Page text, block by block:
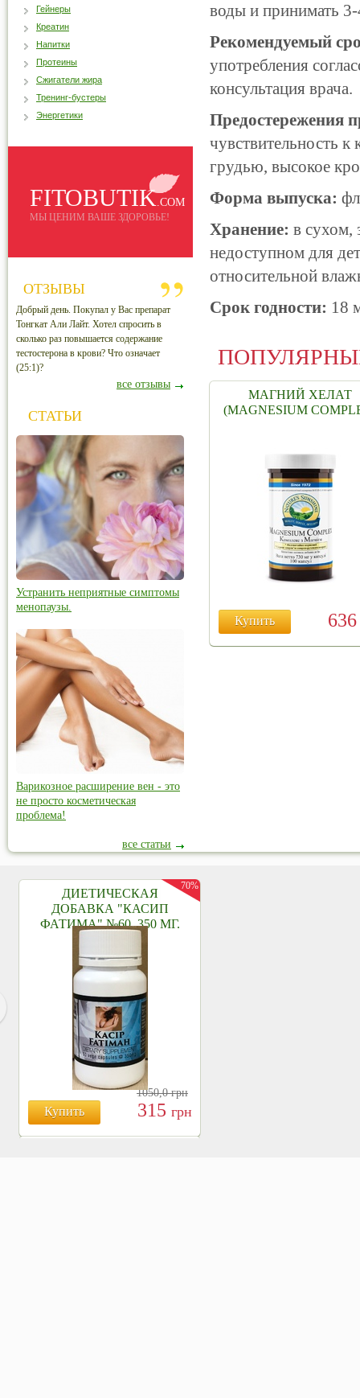
воды и принимать
Рекомендуемый
употребления
консультация врача.
Предостережения
чувствительность
грудью, высокое
Форма выпуска:
Хранение: в сухом,
недоступном для
относительной
Срок годности: 18
МАГНИЙ ХЕЛАТ
(MAGNESIUM
Купить
Гейнеры
Креатин
Напитки
Протеины
Сжигатели жира
Тренинг-бустеры
Энергетики
FITOBUTIK.COM
МЫ ЦЕНИМ ВАШЕ ЗДОРОВЬЕ!
ОТЗЫВЫ
Добрый день. Покупал у Вас препарат
Тонгкат Али Лайт. Хотел спросить в
сколько раз повышается содержание
тестостерона в крови? Что означает
(25:1)?
все отзывы
СТАТЬИ
Устранить неприятные симптомы
менопаузы.
Варикозное расширение вен - это
не просто косметическая
проблема!
все статьи
ДИЕТИЧЕСКАЯ
ДОБАВКА "КАСИП
ФАТИМА" №60, 350 МГ.
Купить
1050,0грн
315 грн
70%